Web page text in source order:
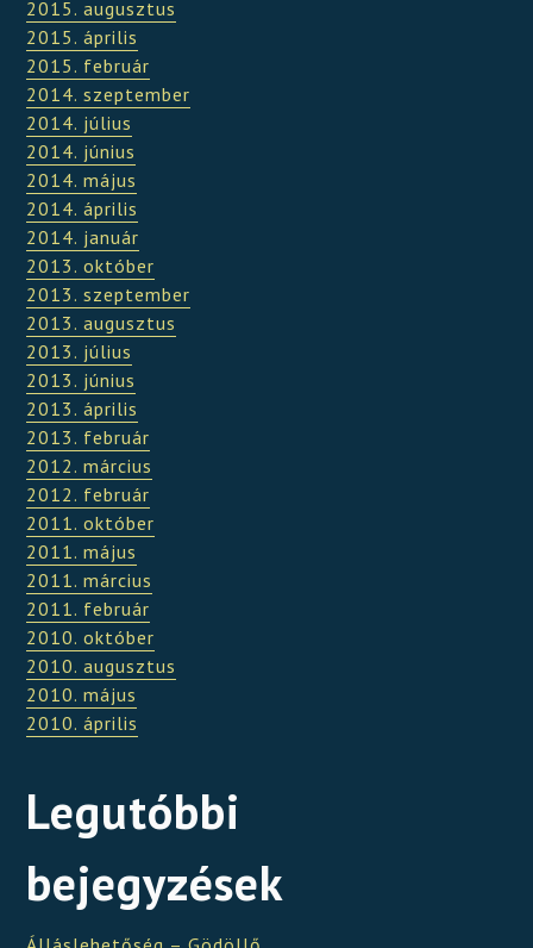
2015. augusztus
2015. április
2015. február
2014. szeptember
2014. július
2014. június
2014. május
2014. április
2014. január
2013. október
2013. szeptember
2013. augusztus
2013. július
2013. június
2013. április
2013. február
2012. március
2012. február
2011. október
2011. május
2011. március
2011. február
2010. október
2010. augusztus
2010. május
2010. április
Legutóbbi
bejegyzések